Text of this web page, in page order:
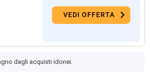
VEDI OFFERTA
dagli acquisti idonei.